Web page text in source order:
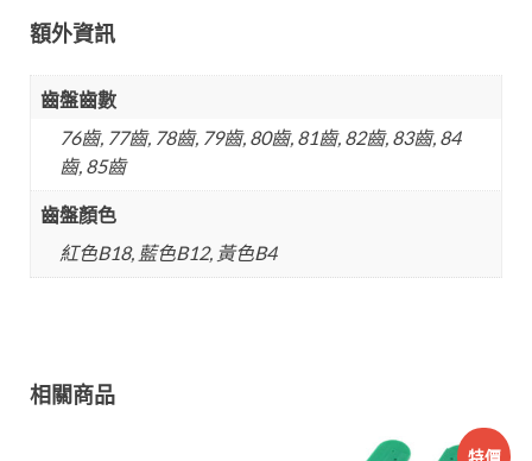
額外資訊
齒盤齒數
76齒, 77齒, 78齒, 79齒, 80齒, 81齒, 82齒, 83齒, 84
齒, 85齒
齒盤顏色
紅色B18, 藍色B12, 黃色B4
相關商品
特價